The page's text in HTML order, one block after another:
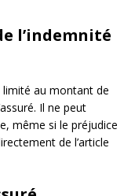
l’indemnité
limité au montant de
Il ne peut
même si le préjudice
de l’article